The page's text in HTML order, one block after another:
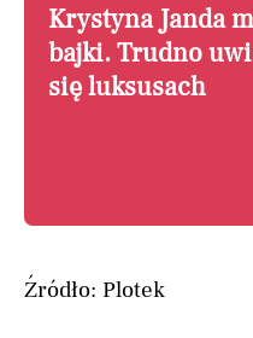
Krystyna Janda
bajki. Trudno
się luksusach
Źródło: Plotek